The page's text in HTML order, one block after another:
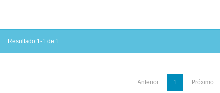
Resultado 1-1 de 1.
Anterior 1 Próximo